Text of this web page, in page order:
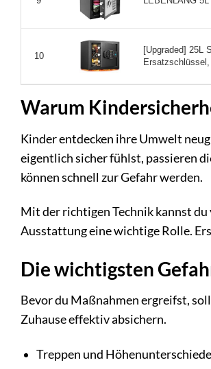
10
[Upgraded] 25L
Warum
Kinder entdecken ihre Umwelt
eigentlich sicher fühlst, passieren
können schnell zur Gefahr werden.
Mit der richtigen Technik kannst
Ausstattung eine wichtige Rolle.
Die wichtigsten
Bevor du Maßnahmen ergreifst,
Zuhause effektiv absichern.
Treppen und Höhenunterschiede